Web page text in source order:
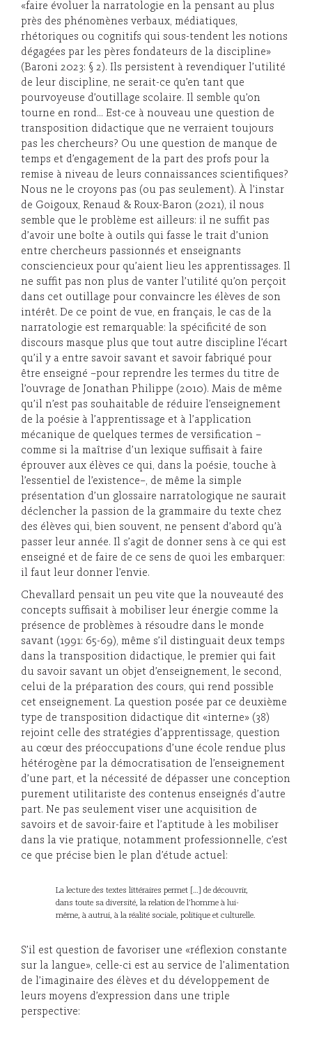
«faire évoluer la narratologie en la pensant au plus
près des phénomènes verbaux, médiatiques,
rhétoriques ou cognitifs qui sous-tendent les notions
dégagées par les pères fondateurs de la discipline»
(Baroni 2023: § 2). Ils persistent à revendiquer l’utilité
de leur discipline, ne serait-ce qu’en tant que
pourvoyeuse d’outillage scolaire. Il semble qu’on
tourne en rond… Est-ce à nouveau une question de
transposition didactique que ne verraient toujours
pas les chercheurs? Ou une question de manque de
temps et d’engagement de la part des profs pour la
remise à niveau de leurs connaissances scientifiques?
Nous ne le croyons pas (ou pas seulement). À l’instar
de Goigoux, Renaud & Roux-Baron (2021), il nous
semble que le problème est ailleurs: il ne suffit pas
d’avoir une boîte à outils qui fasse le trait d’union
entre chercheurs passionnés et enseignants
consciencieux pour qu’aient lieu les apprentissages. Il
ne suffit pas non plus de vanter l’utilité qu’on perçoit
dans cet outillage pour convaincre les élèves de son
intérêt. De ce point de vue, en français, le cas de la
narratologie est remarquable: la spécificité de son
discours masque plus que tout autre discipline l’écart
qu’il y a entre savoir savant et savoir fabriqué pour
être enseigné –pour reprendre les termes du titre de
l’ouvrage de Jonathan Philippe (2010). Mais de même
qu’il n’est pas souhaitable de réduire l’enseignement
de la poésie à l’apprentissage et à l’application
mécanique de quelques termes de versification –
comme si la maîtrise d’un lexique suffisait à faire
éprouver aux élèves ce qui, dans la poésie, touche à
l’essentiel de l’existence–, de même la simple
présentation d’un glossaire narratologique ne saurait
déclencher la passion de la grammaire du texte chez
des élèves qui, bien souvent, ne pensent d’abord qu’à
passer leur année. Il s’agit de donner sens à ce qui est
enseigné et de faire de ce sens de quoi les embarquer:
il faut leur donner l’envie.
Chevallard pensait un peu vite que la nouveauté des
concepts suffisait à mobiliser leur énergie comme la
présence de problèmes à résoudre dans le monde
savant (1991: 65-69), même s’il distinguait deux temps
dans la transposition didactique, le premier qui fait
du savoir savant un objet d’enseignement, le second,
celui de la préparation des cours, qui rend possible
cet enseignement. La question posée par ce deuxième
type de transposition didactique dit «interne» (38)
rejoint celle des stratégies d’apprentissage, question
au cœur des préoccupations d’une école rendue plus
hétérogène par la démocratisation de l’enseignement
d’une part, et la nécessité de dépasser une conception
purement utilitariste des contenus enseignés d’autre
part. Ne pas seulement viser une acquisition de
savoirs et de savoir-faire et l’aptitude à les mobiliser
dans la vie pratique, notamment professionnelle, c’est
ce que précise bien le plan d’étude actuel:
La lecture des textes littéraires permet […] de découvrir,
dans toute sa diversité, la relation de l’homme à lui-
même, à autrui, à la réalité sociale, politique et culturelle.
S’il est question de favoriser une «réflexion constante
sur la langue», celle-ci est au service de l’alimentation
de l’imaginaire des élèves et du développement de
leurs moyens d’expression dans une triple
perspective: